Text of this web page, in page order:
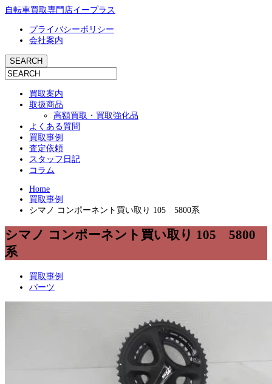
自転車買取専門店イープラス
プライバシーポリシー
会社案内
買取案内
取扱商品
高額買取・買取強化品
よくある質問
買取事例
査定依頼
スタッフ日記
コラム
Home
買取事例
シマノ コンポーネント買い取り 105 5800系
シマノ コンポーネント買い取り 105 5800
系
買取事例
パーツ